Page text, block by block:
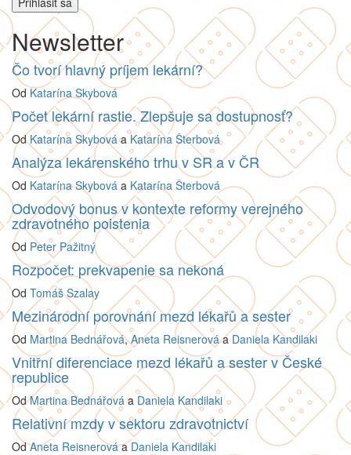
Newsletter
Čo tvorí hlavný príjem lekární?
OdKatarína Skybová
Počet lekární rastie. Zlepšuje sa dostupnosť?
OdKatarína SkybováaKatarína Šterbová
Analýza lekárenského trhu v SR a v ČR
Od Katarína Skybová a Katarína Šterbová
Odvodový bonus v kontexte reformy verejného
zdravotného poistenia
Od Peter Pažitný
Rozpočet: prekvapenie sa nekoná
Od Tomáš Szalay
Mezinárodní porovnání mezd lékařů a sester
Od Martina Bednářová,Aneta Reisnerováa Daniela Kandilaki
Vnitřní diferenciace mezd lékařů a sester v České
republice
OdMartina Bednářováa Daniela Kandilaki
Relativní mzdy v sektoru zdravotnictví
OdAneta ReisnerováaDaniela Kandilaki